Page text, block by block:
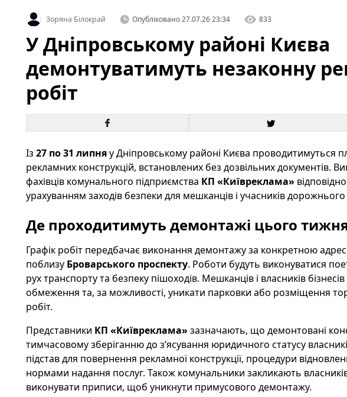
Зоряна Білокрай Опубліковано27.07.26 23:34 833
У Дніпровському районі Києва
демонтуватимуть незаконну
робіт
Із 27 по 31 липняу Дніпровському районі Києва проводитимуться
рекламних конструкцій, встановлених без дозвільних документів.
фахівців комунального підприємства КП «Київреклама»
урахуванням заходів безпеки для мешканців і учасників дорожнього
Де проходитимуть демонтажі цього
Графік робіт передбачає виконання демонтажу за конкретною
поблизу Броварського проспекту. Роботи будуть виконуватися
рух транспорту та безпеку пішоходів. Мешканців і власників
обмеження та, за можливості, уникати парковки або розміщення
робіт.
Представники КП «Київреклама»зазначають, що демонтовані
тимчасовому зберіганню до з’ясування юридичного статусу
підстав для повернення рекламної конструкції, процедури
нормами надання послуг. Також комунальники закликають власників
виконувати приписи, щоб уникнути примусового демонтажу.